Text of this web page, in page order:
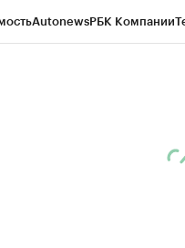
AutonewsРБК Компании